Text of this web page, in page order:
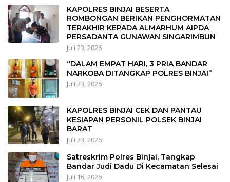
KAPOLRES BINJAI BESERTA
ROMBONGAN BERIKAN PENGHORMATAN
TERAKHIR KEPADA ALMARHUM AIPDA
PERSADANTA GUNAWAN SINGARIMBUN
Juli 23, 2026
“DALAM EMPAT HARI, 3 PRIA BANDAR
NARKOBA DITANGKAP POLRES BINJAI”
Juli 23, 2026
KAPOLRES BINJAI CEK DAN PANTAU
KESIAPAN PERSONIL POLSEK BINJAI
BARAT
Juli 23, 2026
Satreskrim Polres Binjai, Tangkap
Bandar Judi Dadu Di Kecamatan Selesai
Juli 16, 2026